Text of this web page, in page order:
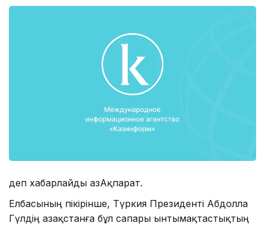
деп хабарлайды ҚазАқпарат.
Елбасының пікірінше, Түркия Президенті Абдолла
Гүлдің Қазақстанға бұл сапары ынтымақтастықтың